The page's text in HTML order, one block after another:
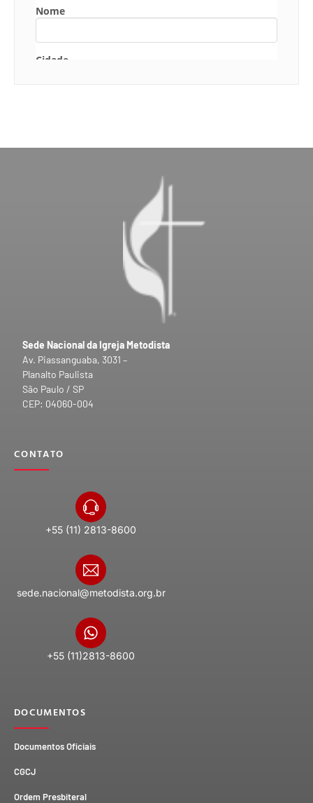
Sede Nacional da Igreja Metodista
Av. Piassanguaba, 3031 –
Planalto Paulista
São Paulo / SP
CEP: 04060-004
CONTATO
+55 (11) 2813-8600
sede.nacional@metodista.org.br
+55 (11)2813-8600
DOCUMENTOS
Documentos Oficiais
CGCJ
Ordem Presbiteral